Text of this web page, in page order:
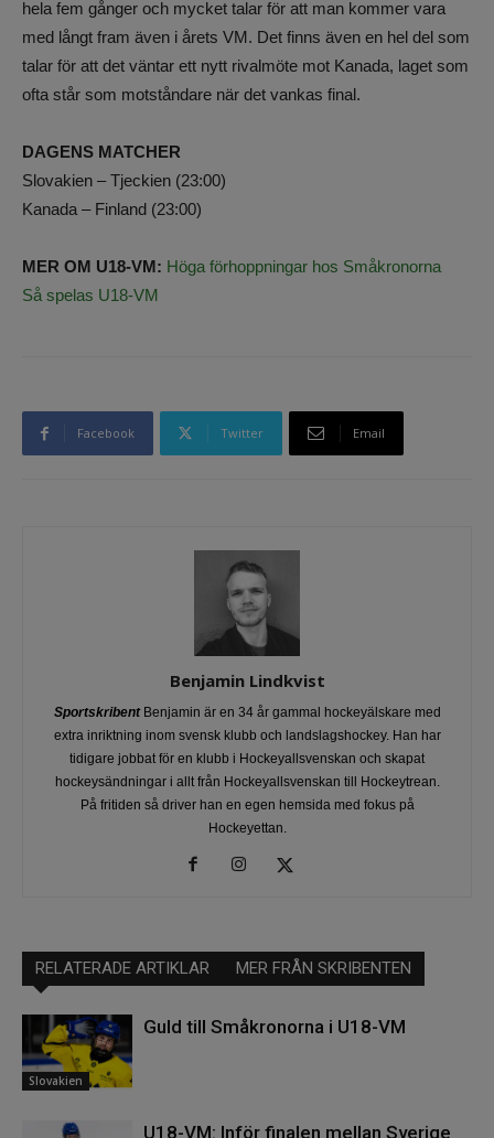
hela fem gånger och mycket talar för att man kommer vara
med långt fram även i årets VM. Det finns även en hel del som
talar för att det väntar ett nytt rivalmöte mot Kanada, laget som
ofta står som motståndare när det vankas final.
DAGENS MATCHER
Slovakien – Tjeckien (23:00)
Kanada – Finland (23:00)
MER OM U18-VM: Höga förhoppningar hos Småkronorna
Så spelas U18-VM
Facebook Twitter Email
Benjamin Lindkvist
SportskribentBenjamin är en 34 år gammal hockeyälskare med
extra inriktning inom svensk klubb och landslagshockey. Han har
tidigare jobbat för en klubb i Hockeyallsvenskan och skapat
hockeysändningar i allt från Hockeyallsvenskan till Hockeytrean.
På fritiden så driver han en egen hemsida med fokus på
Hockeyettan.
RELATERADE ARTIKLAR MER FRÅN SKRIBENTEN
Slovakien
Guld till Småkronorna i U18-VM
U18-VM: Inför finalen mellan Sverige